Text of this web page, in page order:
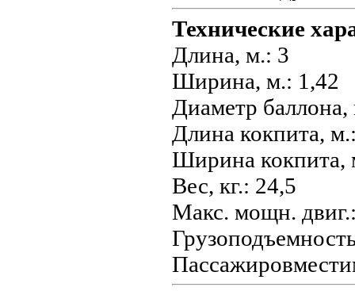
Технические
Длина, м.: 3
Ширина, м.: 1,42
Диаметр
Длина кокпита,
Ширина кокпита,
Вес, кг.: 24,5
Макс. мощн.